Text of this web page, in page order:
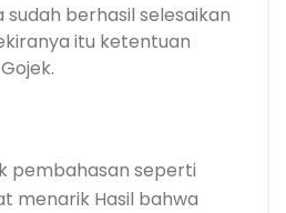
sudah berhasil selesaikan
itu ketentuan
pembahasan seperti
menarik Hasil bahwa